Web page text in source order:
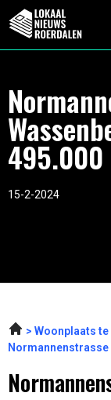
15-2-2024
Woonplaats
Normannenstrasse